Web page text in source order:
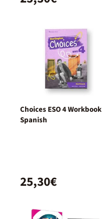
Choices ESO 4 Workbook
Spanish
25,30€